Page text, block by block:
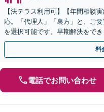
【法テラス利用可】【年間相談
応。「代理人」「裏方」と、ご
を選択可能です。早期解決をで
バイスいたします【堅田駅4分】
料
電話でお問い合わせ